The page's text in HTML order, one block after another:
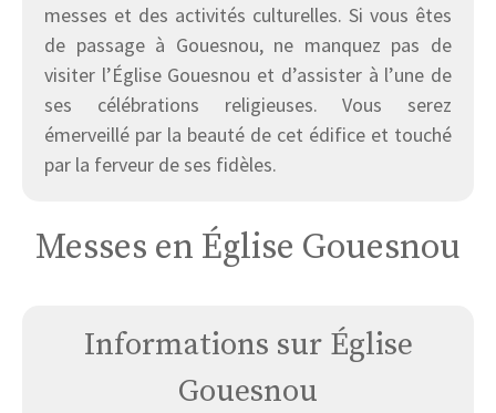
messes et des activités culturelles. Si vous êtes
de passage à Gouesnou, ne manquez pas de
visiter l’Église Gouesnou et d’assister à l’une de
ses célébrations religieuses. Vous serez
émerveillé par la beauté de cet édifice et touché
par la ferveur de ses fidèles.
Messes en Église Gouesnou
Informations sur Église
Gouesnou